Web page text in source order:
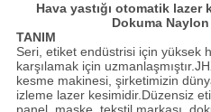
Hava yastığı otomatik
Dokuma Naylon
TANIM
Seri, etiket endüstrisi için yüksek
karşılamak için
kesme makinesi, şirketimizin
izleme lazer kesimidir.Düzensiz